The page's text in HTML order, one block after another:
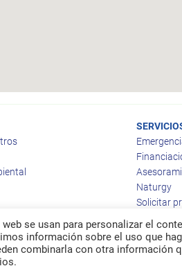
Naturgy
Solicitar
se usan para personalizar el
información sobre el uso que
combinarla con otra información